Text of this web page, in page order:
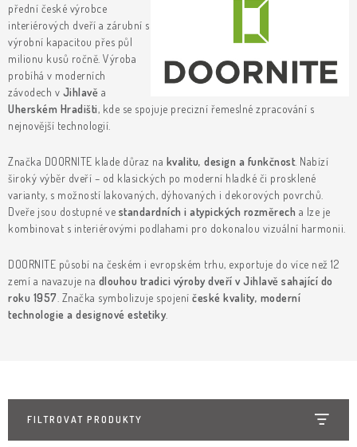
SKRYTÉ ZÁRUBNĚ
STAVEBNÍ POUZDRA
KLIKY & KOVÁNÍ
B2B REALIZACE
Vrácení, výměna zboží
Obchodní podmínky
Reklamační řád
Posuzování Jakosti
GDPR FAQ
přední české výrobce
interiérových dveří a zárubní s
výrobní kapacitou přes půl
milionu kusů ročně. Výroba
probíhá v moderních
závodech v Jihlavě a
Uherském Hradišti, kde se spojuje precizní řemeslné zpracování s
nejnovější technologií.
Značka DOORNITE klade důraz na kvalitu, design a funkčnost. Nabízí
široký výběr dveří – od klasických po moderní hladké či prosklené
varianty, s možností lakovaných, dýhovaných i dekorových povrchů.
Dveře jsou dostupné ve standardních i atypických rozměrech a lze je
kombinovat s interiérovými podlahami pro dokonalou vizuální harmonii.
DOORNITE působí na českém i evropském trhu, exportuje do více než 12
zemí a navazuje na dlouhou tradici výroby dveří v Jihlavě sahající do
roku 1957 . Značka symbolizuje spojení české kvality, moderní
technologie a designové estetiky
FILTROVAT PRODUKTY